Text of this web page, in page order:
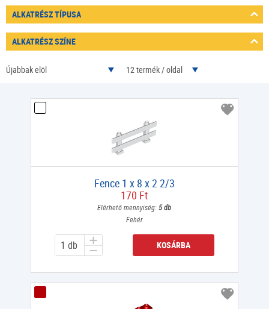
ALKATRÉSZ TÍPUSA
ALKATRÉSZ SZÍNE
Újabbak elöl 12 termék / oldal
Fence 1 x 8 x 2 2/3
170 Ft
Elérhető mennyiség:5 db
Fehér
KOSÁRBA